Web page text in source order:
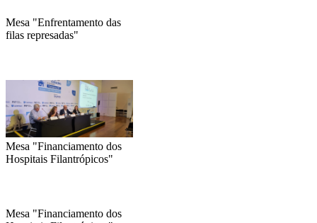
Mesa "Enfrentamento das
filas represadas"
Mesa "Financiamento dos
Hospitais Filantrópicos"
Mesa "Financiamento dos